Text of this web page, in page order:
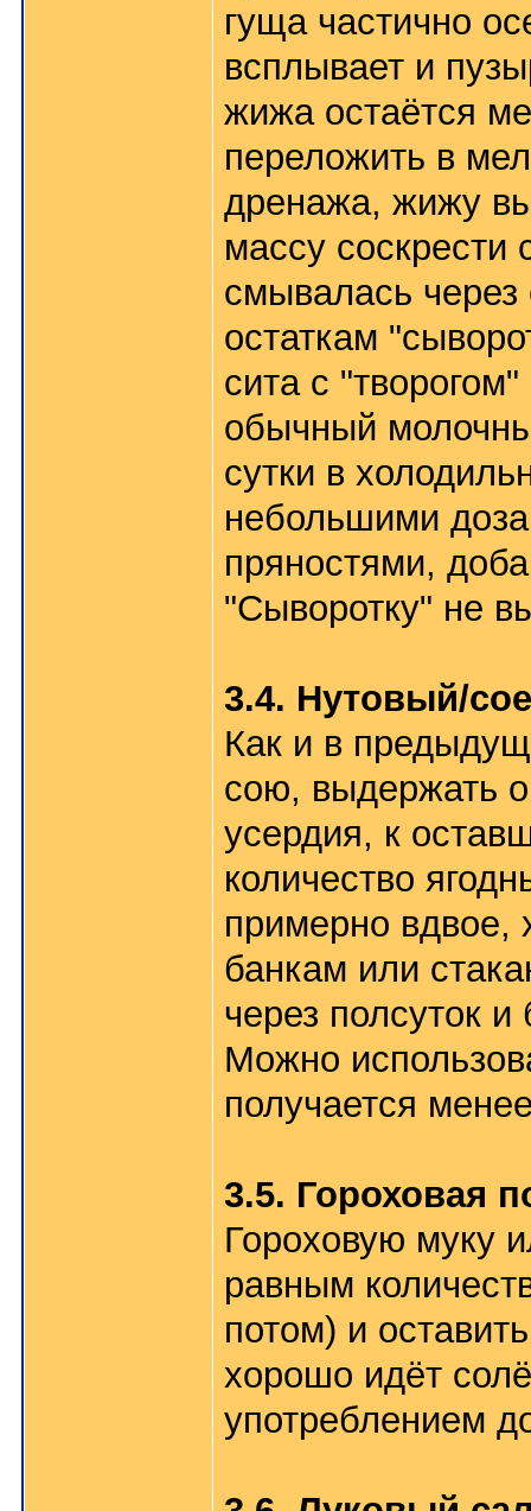
гуща частично
всплывает и
жижа остаётся
переложить в
дренажа, жижу
массу
смывалась через
остаткам
сита с
обычный
сутки в
небольшими
пряностями,
"Сыворотку" не
3.4. Нутовый/
Как и в
сою, выдержать
усердия, к
количество
примерно вдвое,
банкам или
через полсуток и
Можно
получается
3.5. Гороховая
Гороховую муку
равным
потом) и
хорошо идёт
употреблением